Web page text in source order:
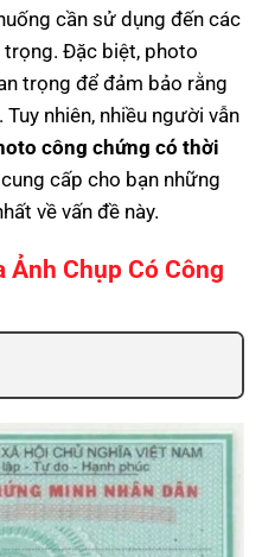
cần sử dụng đến các
trọng. Đặc biệt, photo
trọng để đảm bảo rằng
nhiên, nhiều người vẫn
công chứng có thời
cấp cho bạn những
về vấn đề này.
Ảnh Chụp Có Công